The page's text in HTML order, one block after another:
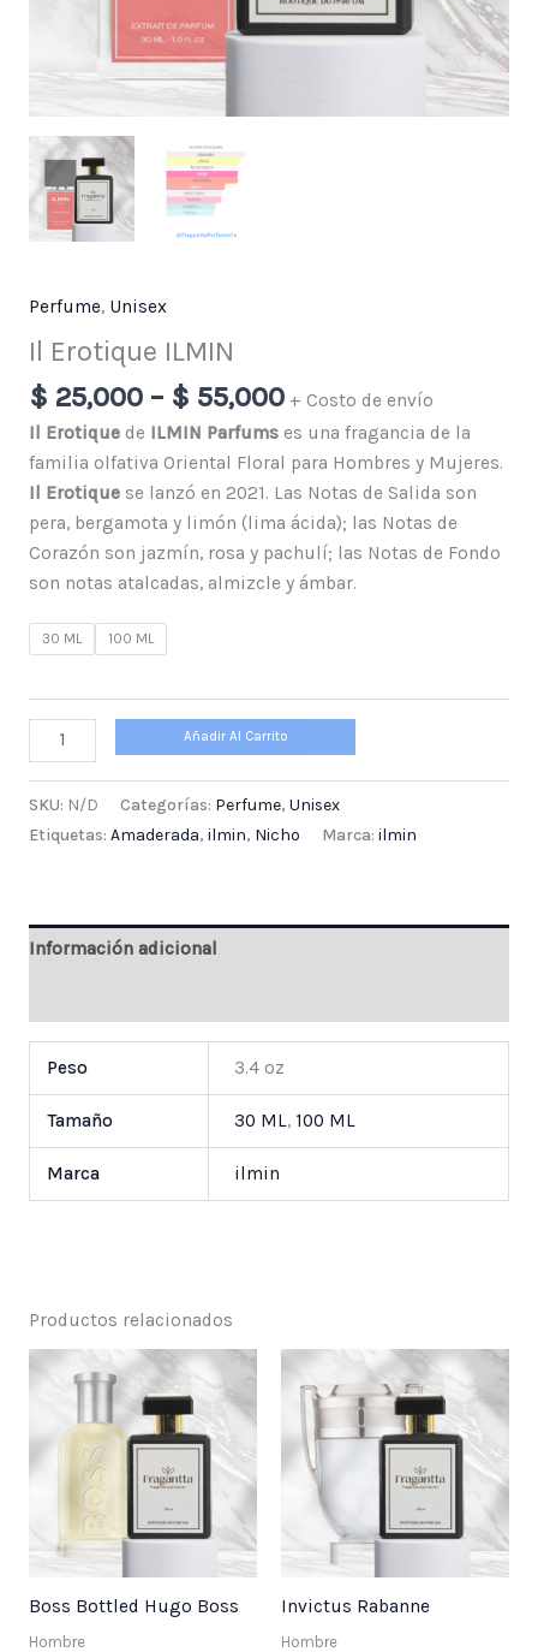
Perfume, Unisex
Il Erotique ILMIN
$ 25,000 – $ 55,000 + Costo de envío
Il Erotiquede ILMIN Parfumses una fragancia de la
familia olfativa Oriental Floral para Hombres y Mujeres.
Il Erotiquese lanzó en 2021. Las Notas de Salida son
pera, bergamota y limón (lima ácida); las Notas de
Corazón son jazmín, rosa y pachulí; las Notas de Fondo
son notas atalcadas, almizcle y ámbar.
30 ML 100 ML
Añadir Al Carrito
SKU: N/D Categorías: Perfume, Unisex
Etiquetas: Amaderada, ilmin, Nicho Marca: ilmin
Información adicional
Peso 3.4 oz
Tamaño 30 ML, 100 ML
Marca ilmin
Productos relacionados
Boss Bottled Hugo Boss
Hombre
Price
$ 25,000
through
$ 55,000
Invictus Rabanne
Hombre
Price
$ 25,000
through
$ 55,000